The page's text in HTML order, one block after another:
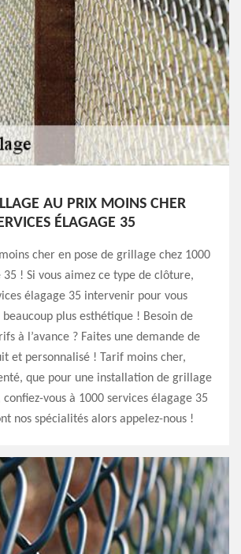
AU PRIX MOINS CHER
ÉLAGAGE 35
cher en pose de grillage chez 1000
35 ! Si vous aimez ce type de clôture,
élagage 35 intervenir pour vous
plus esthétique ! Besoin de
à l’avance ? Faites une demande de
et personnalisé ! Tarif moins cher,
que pour une installation de grillage
vous à 1000 services élagage 35
nos spécialités alors appelez-nous !